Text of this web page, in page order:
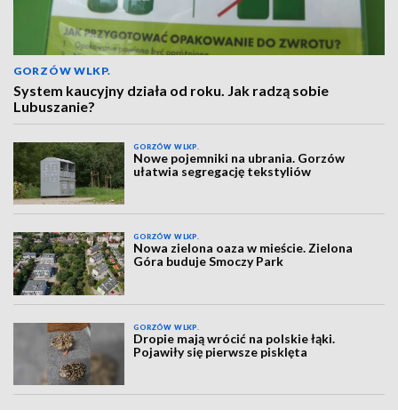
GORZÓW WLKP.
System kaucyjny działa od roku. Jak radzą sobie
Lubuszanie?
GORZÓW WLKP.
Nowe pojemniki na ubrania. Gorzów
ułatwia segregację tekstyliów
GORZÓW WLKP.
Nowa zielona oaza w mieście. Zielona
Góra buduje Smoczy Park
GORZÓW WLKP.
Dropie mają wrócić na polskie łąki.
Pojawiły się pierwsze pisklęta